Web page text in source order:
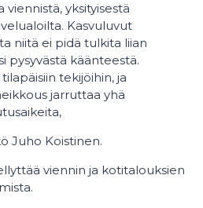
yksityisestä
Kasvuluvut
niitä ei pidä tulkita liian
pysyvästä käänteestä.
tekijöihin, ja
jarruttaa yhä
Juho Koistinen.
viennin ja kotitalouksien